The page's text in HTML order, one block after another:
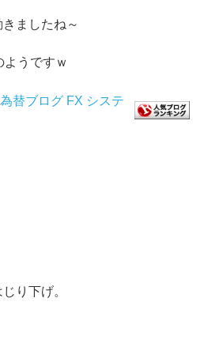
ましたね～
うですｗ
り下げ。